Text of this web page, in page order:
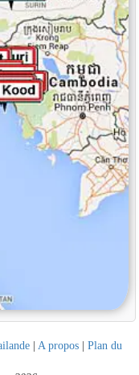
| A propos | Plan du